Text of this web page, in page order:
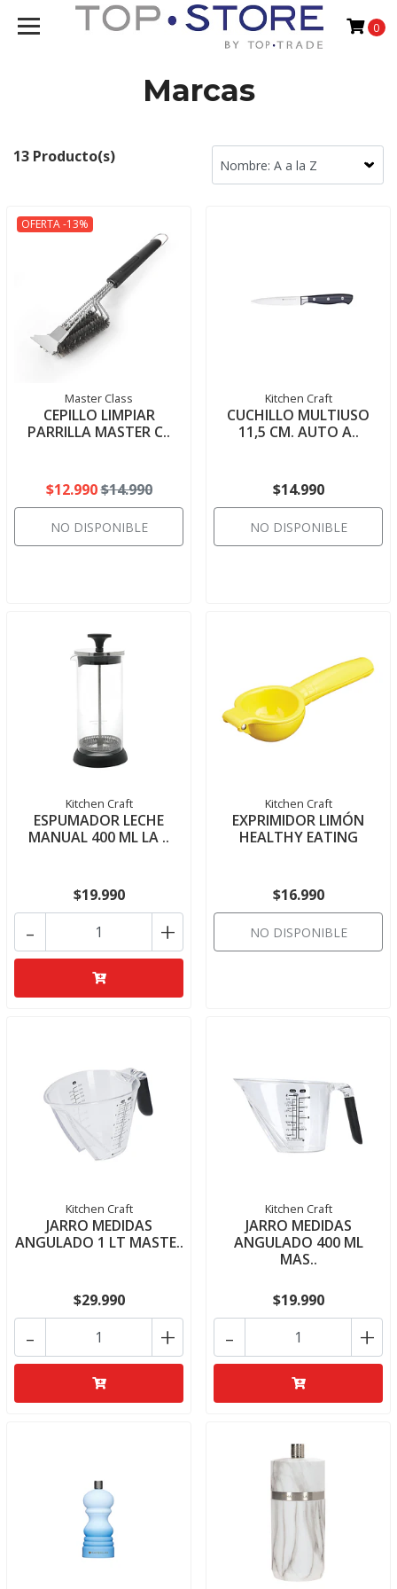
0
Marcas
13 Producto(s)
OFERTA -13%
Master Class
CEPILLO LIMPIAR
PARRILLA MASTER C..
$12.990$14.990
NO DISPONIBLE
Kitchen Craft
CUCHILLO MULTIUSO
11,5 CM. AUTO A..
$14.990
NO DISPONIBLE
Kitchen Craft
ESPUMADOR LECHE
MANUAL 400 ML LA ..
$19.990
+
-
Kitchen Craft
EXPRIMIDOR LIMÓN
HEALTHY EATING
$16.990
NO DISPONIBLE
Kitchen Craft
JARRO MEDIDAS
ANGULADO 1 LT MASTE..
$29.990
+
-
Kitchen Craft
JARRO MEDIDAS
ANGULADO 400 ML
MAS..
$19.990
+
-